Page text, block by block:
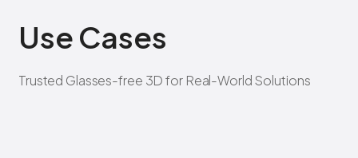
Use Cases
Trusted Glasses-free 3D for Real-World Solutions